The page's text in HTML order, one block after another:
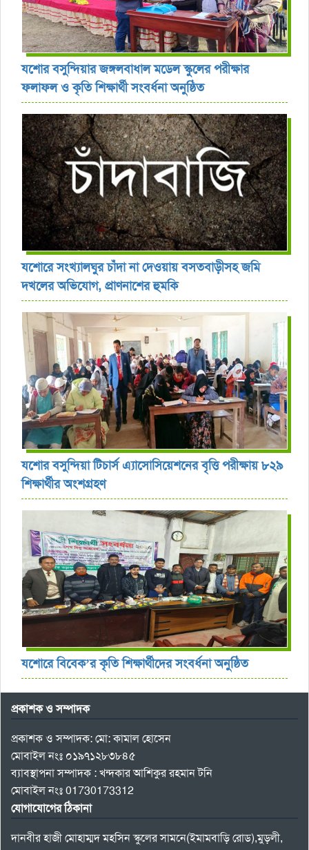
যশোর বসুন্দিয়ার জঙ্গলবাধাল মডেল স্কুলের পরীক্ষার
ফলাফল ও কৃতি শিক্ষার্থী সংবর্ধনা অনুষ্ঠিত
যশোরে সংখ্যালঘুর চাঁদা না দেওয়ায় বসতবাড়ীসহ জমি
দখলের অভিযোগ, প্রাণনাশের হুমকি
যশোর বসুন্দিয়া টিচার্স এ্যাসোসিয়েশনের বৃত্তি পরীক্ষায় ৮২৯
শিক্ষার্থীর অংশগ্রহণ
যশোরে বিবেক’র কৃতি শিক্ষার্থীদের সংবর্ধনা অনুষ্ঠিত
প্রকাশক ও সম্পাদক
প্রকাশক ও সম্পাদক: মো: কামাল হোসেন
মোবাইল নংঃ ০১৯৭১২৮৩৮৪৫
ব্যাবস্থাপনা সম্পাদক : খন্দকার আশিকুর রহমান টনি
মোবাইল নংঃ 01730173312
যোগাযোগের ঠিকানা
দানবীর হাজী মোহাম্মদ মহসিন স্কুলের সামনে(ইমামবাড়ি রোড),মুড়লী,